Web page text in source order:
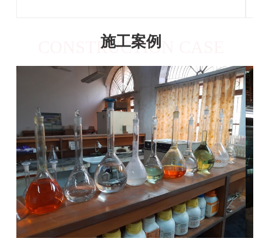
施工案例
CONSTRUCTION CASE